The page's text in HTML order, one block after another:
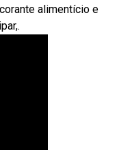
alimentício e